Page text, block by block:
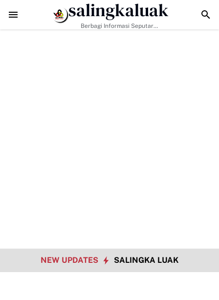
Sekadar Bangun Jalan, Edukasi dan Layanan Publik Menyentuh
salingkaluak
Berbagi Informasi Seputar
NEW UPDATES SALINGKA LUAK